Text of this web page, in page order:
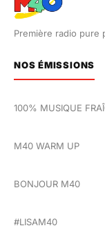
Première radio pure
NOS ÉMISSIONS
100% MUSIQUE
M40 WARM UP
BONJOUR M40
#LISAM40